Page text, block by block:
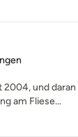
von 5 Sternen
und daran
am Fliese...